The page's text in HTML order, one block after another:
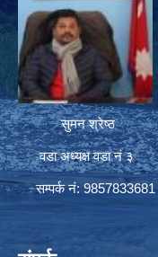
सुमन श्रेष्ठ
वडा अध्यक्ष वडा नं ३
सम्पर्क नं: 9857833681